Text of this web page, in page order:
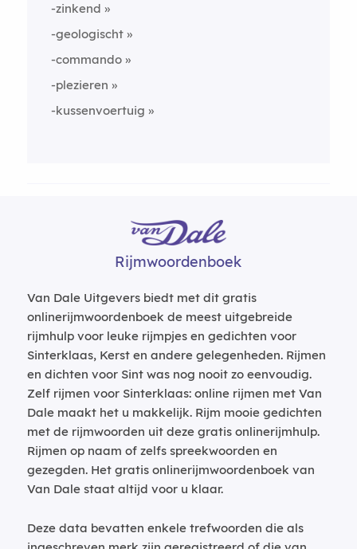
-zinkend
-geologischt
-commando
-plezieren
-kussenvoertuig
Rijmwoordenboek
Van Dale Uitgevers biedt met dit gratis
onlinerijmwoordenboek de meest uitgebreide
rijmhulp voor leuke rijmpjes en gedichten voor
Sinterklaas, Kerst en andere gelegenheden. Rijmen
en dichten voor Sint was nog nooit zo eenvoudig.
Zelf rijmen voor Sinterklaas: online rijmen met Van
Dale maakt het u makkelijk. Rijm mooie gedichten
met de rijmwoorden uit deze gratis onlinerijmhulp.
Rijmen op naam of zelfs spreekwoorden en
gezegden. Het gratis onlinerijmwoordenboek van
Van Dale staat altijd voor u klaar.
Deze data bevatten enkele trefwoorden die als